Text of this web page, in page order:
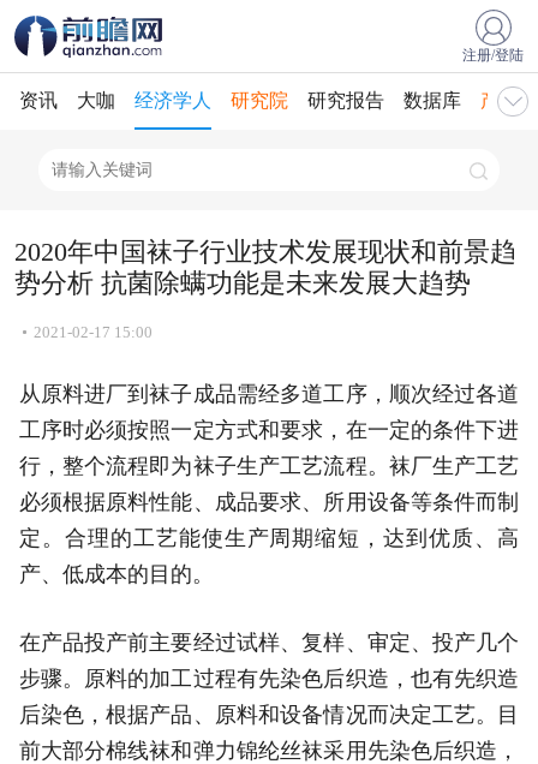
注册/登陆
资讯 大咖 经济学人 研究院 研究报告 数据库 产业
2020年中国袜子行业技术发展现状和前景趋
势分析 抗菌除螨功能是未来发展大趋势
2021-02-17 15:00
从原料进厂到袜子成品需经多道工序，顺次经过各道
工序时必须按照一定方式和要求，在一定的条件下进
行，整个流程即为袜子生产工艺流程。袜厂生产工艺
必须根据原料性能、成品要求、所用设备等条件而制
定。合理的工艺能使生产周期缩短，达到优质、高
产、低成本的目的。
在产品投产前主要经过试样、复样、审定、投产几个
步骤。原料的加工过程有先染色后织造，也有先织造
后染色，根据产品、原料和设备情况而决定工艺。目
前大部分棉线袜和弹力锦纶丝袜采用先染色后织造，